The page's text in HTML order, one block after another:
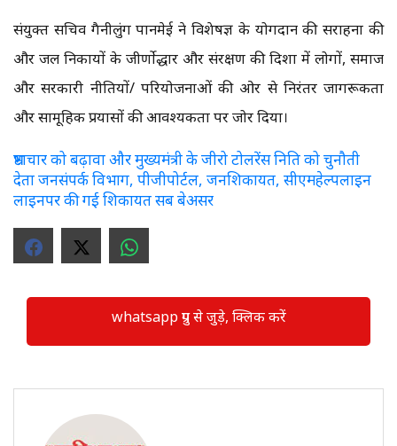
संयुक्त सचिव गैनीलुंग पानमेई ने विशेषज्ञ के योगदान की सराहना की
और जल निकायों के जीर्णोद्धार और संरक्षण की दिशा में लोगों, समाज
और सरकारी नीतियों/ परियोजनाओं की ओर से निरंतर जागरूकता
और सामूहिक प्रयासों की आवश्यकता पर जोर दिया।
भ्रष्टाचार को बढ़ावा और मुख्यमंत्री के जीरो टोलरेंस निति को चुनौती
देता जनसंपर्क विभाग, पीजीपोर्टल, जनशिकायत, सीएमहेल्पलाइन
लाइनपर की गई शिकायत सब बेअसर
whatsapp ग्रुप से जुड़े, क्लिक करें